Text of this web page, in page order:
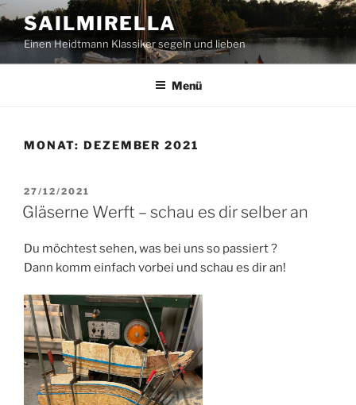
Zum
Inhalt
springen
SAILMIRELLA
Einen Heidtmann Klassiker segeln und lieben
Menü
MONAT: DEZEMBER 2021
VERÖFFENTLICHT
AM
27/12/2021
Gläserne Werft – schau es dir selber an
Du möchtest sehen, was bei uns so passiert ?
Dann komm einfach vorbei und schau es dir an!